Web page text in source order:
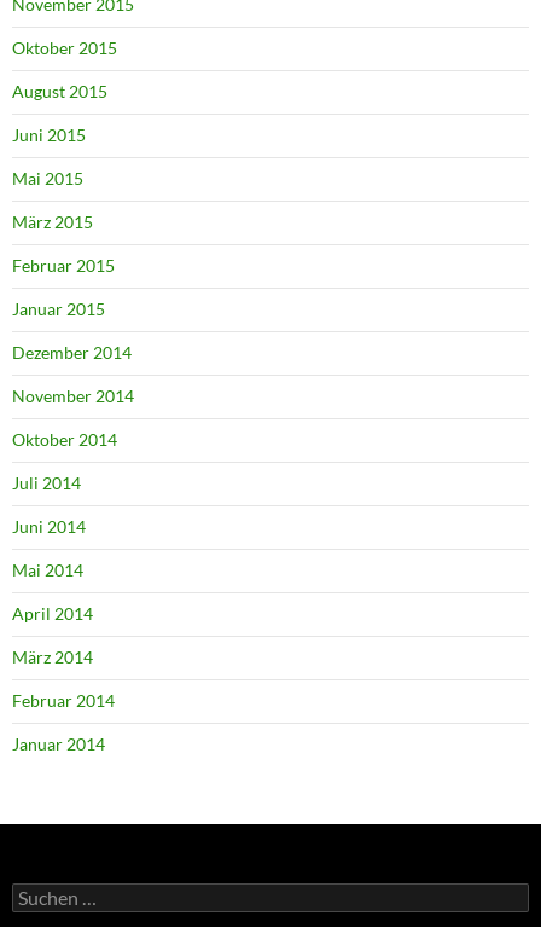
November 2015
Oktober 2015
August 2015
Juni 2015
Mai 2015
März 2015
Februar 2015
Januar 2015
Dezember 2014
November 2014
Oktober 2014
Juli 2014
Juni 2014
Mai 2014
April 2014
März 2014
Februar 2014
Januar 2014
Suchen
nach: